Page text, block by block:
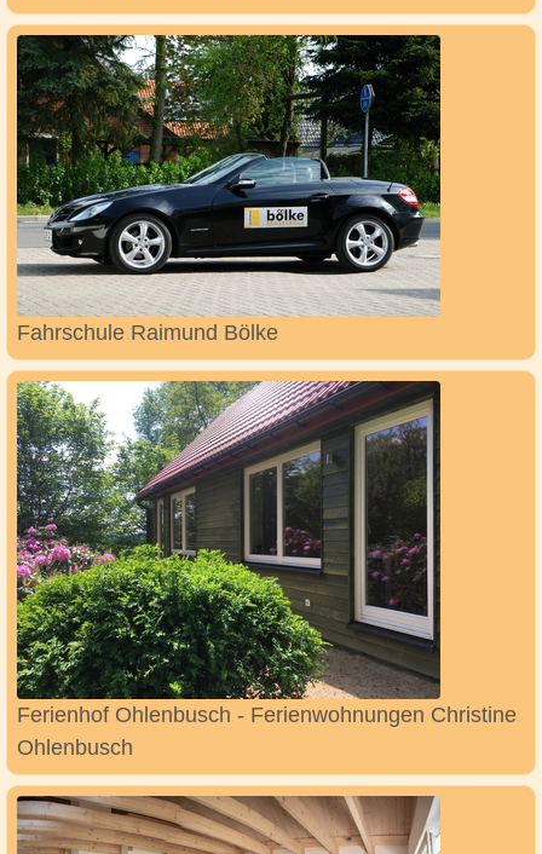
Fahrschule Raimund Bölke
Ferienhof Ohlenbusch - Ferienwohnungen Christine
Ohlenbusch